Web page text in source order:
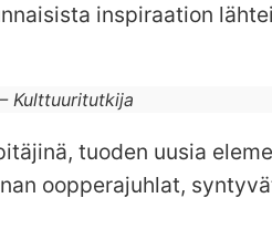
inspiraation
Kulttuuritutkija
tuoden uusia
oopperajuhlat,